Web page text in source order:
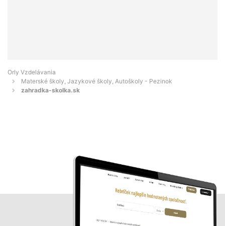
Orly Vzdelávania
Materské školy, Jazykové školy, Autoškoly - Pezinok
zahradka-skolka.sk